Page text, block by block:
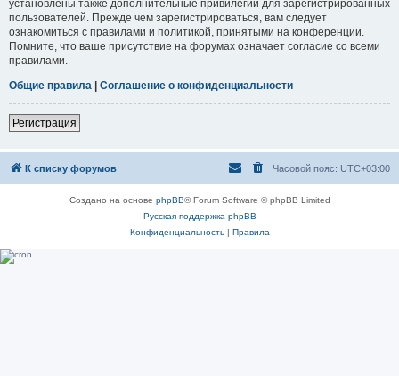
установлены также дополнительные привилегии для зарегистрированных
пользователей. Прежде чем зарегистрироваться, вам следует
ознакомиться с правилами и политикой, принятыми на конференции.
Помните, что ваше присутствие на форумах означает согласие со всеми
правилами.
Общие правила | Соглашение о конфиденциальности
Регистрация
К списку форумов Часовой пояс: UTC+03:00
Создано на основе phpBB® Forum Software © phpBB Limited
Русская поддержка phpBB
Конфиденциальность| Правила